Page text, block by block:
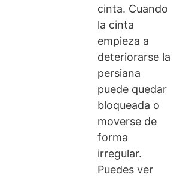
cinta. Cuando
la cinta
empieza a
deteriorarse la
persiana
puede quedar
bloqueada o
moverse de
forma
irregular.
Puedes ver